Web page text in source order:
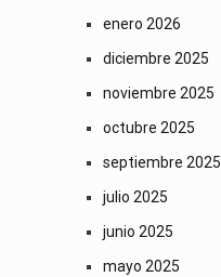
enero 2026
diciembre 2025
noviembre 2025
octubre 2025
septiembre 2025
julio 2025
junio 2025
mayo 2025